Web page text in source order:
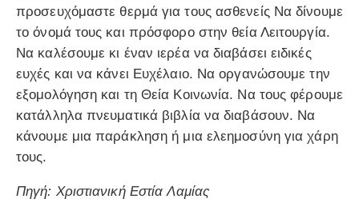
προσευχόμαστε θερμά για τους ασθενείς Να δίνουμε
το όνομά τους και πρόσφορο στην θεία Λειτουργία.
Να καλέσουμε κι έναν ιερέα να διαβάσει ειδικές
ευχές και να κάνει Ευχέλαιο. Να οργανώσουμε την
εξομολόγηση και τη Θεία Κοινωνία. Να τους φέρουμε
κατάλληλα πνευματικά βιβλία να διαβάσουν. Να
κάνουμε μια παράκληση ή μια ελεημοσύνη για χάρη
τους.
Πηγή: Χριστιανική Εστία Λαμίας